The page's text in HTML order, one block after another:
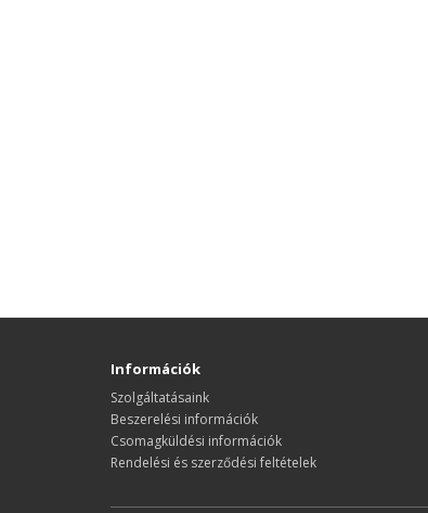
Információk
Szolgáltatásaink
Beszerelési információk
Csomagküldési információk
Rendelési és szerződési feltételek